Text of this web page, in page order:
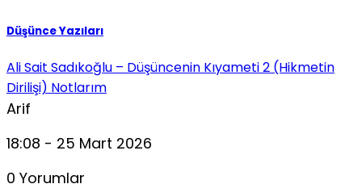
Düşünce Yazıları
Ali Sait Sadıkoğlu – Düşüncenin Kıyameti 2 (Hikmetin
Dirilişi) Notlarım
Arif
18:08 - 25 Mart 2026
0 Yorumlar